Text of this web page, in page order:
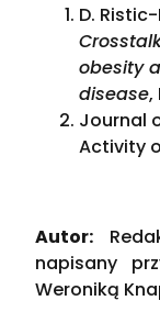
D.
obesity
disease,
Journal
Activity
Autor:
napisany
Weroniką